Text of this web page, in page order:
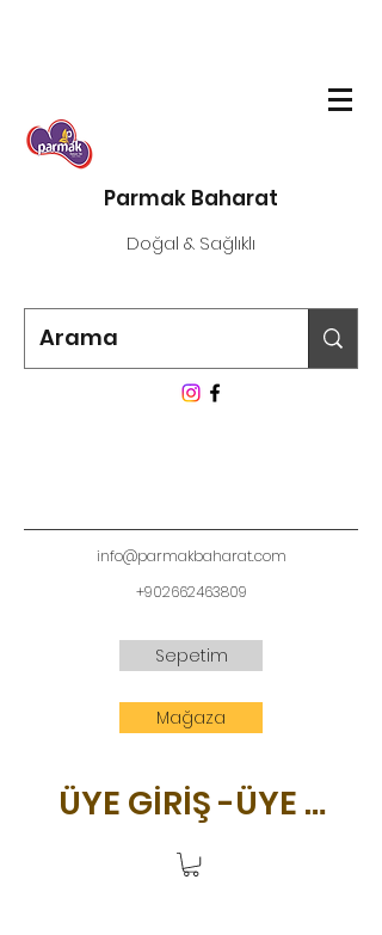
Parmak Baharat
Doğal & Sağlıklı
info@parmakbaharat.com
+902662463809
Sepetim
Mağaza
ÜYE GİRİŞ -ÜYE OL